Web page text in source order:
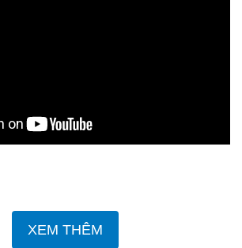
XEM THÊM